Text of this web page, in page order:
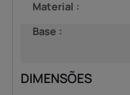
Material :
Base :
DIMENSÕES